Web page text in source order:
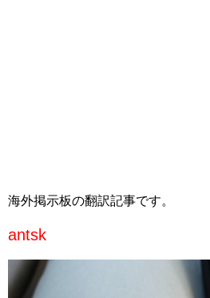
海外掲示板の翻訳記事です。
antsk